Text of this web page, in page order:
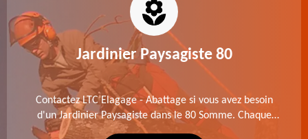
Jardinier Paysagiste 80
Contactez LTC Elagage - Abattage si vous avez besoin
d'un Jardinier Paysagiste dans le 80 Somme. Chaque
intervention est exécutée selon les normes en vigueur.